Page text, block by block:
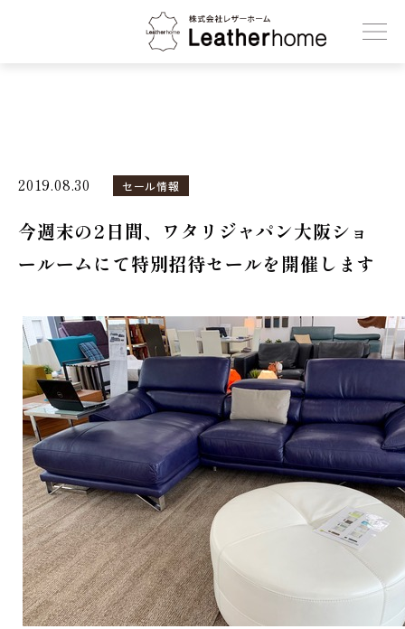
株式会社レザーホーム
2019.08.30 セール情報
今週末の2日間、ワタリジャパン大阪ショ
ールームにて特別招待セールを開催します